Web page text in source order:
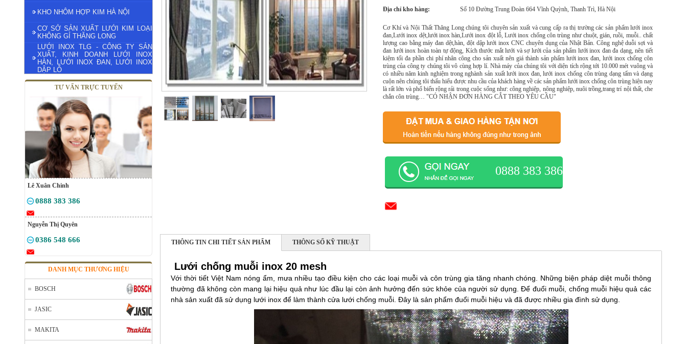
KHO NHÔM HỢP KIM HÀ NỘI
CƠ SỞ SẢN XUẤT LƯỚI KIM LOẠI
KHÔNG GỈ THĂNG LONG
LƯỚI INOX TLG - CÔNG TY SẢN
XUẤT, KINH DOANH LƯỚI INOX
HÀN, LƯỚI INOX ĐAN, LƯỚI INOX
DẬP LỖ
TƯ VẤN TRỰC TUYẾN
Lê Xuân Chinh
0888 383 386
Nguyễn Thị Quyên
0386 548 666
DANH MỤC THƯƠNG HIỆU
BOSCH
JASIC
MAKITA
Địa chỉ kho hàng: Số 10 Đường Trung Đoàn 664 Vĩnh Quỳnh, Thanh Trì, Hà Nội
Cơ Khí và Nội Thất Thăng Long chúng tôi chuyên sản xuất và cung cấp ra thị trường các sản phẩm lưới inox
đan,Lưới inox dệt,lưới inox hàn,Lưới inox đột lỗ, Lưới inox chống côn trùng như chuột, gián, ruồi, muỗi.. chất
lượng cao bằng máy đan dệt,hàn, đột dập lưới inox CNC chuyên dụng của Nhật Bản. Công nghệ duỗi sợi và
đan lưới inox hoàn toàn tự động, Kích thước mắt lưới và sợ lưới của sản phẩm lưới inox đan đa dạng, nên tiết
kiệm tối đa phần chi phí nhân công cho sản xuất nên giá thành sản phẩm lưới inox đan, lưới inox chống côn
trùng của công ty chúng tôi vô cùng hợp lí. Nhà máy của chúng tôi với diện tích rộng tới 10.000 mét vuông và
có nhiều năm kinh nghiệm trong nghành sản xuất lưới inox đan, lưới inox chống côn trùng dạng tấm và dạng
cuộn nên chúng tôi thấu hiểu được nhu cầu của khách hàng về các sản phẩm lưới inox chống côn trùng hiện nay
là rất lớn và phổ biến rộng rải trong cuộc sống như: công nghiệp, nông nghiệp, nuôi trồng,trang trí nội thất, che
chắn côn trùng… "CÓ NHẬN ĐƠN HÀNG CẮT THEO YÊU CẦU"
0888 383 386
THÔNG TIN CHI TIẾT SẢN PHẨM THÔNG SỐ KỸ THUẬT
Lưới chống muỗi inox 20 mesh
Với thời tiết Việt Nam nóng ẩm, mưa nhiều tạo điều kiện cho các loại muỗi và côn trùng gia tăng nhanh chóng. Những biện pháp diệt muỗi thông
thường đã không c​òn mang lại hiệu quả như lúc đầu lại còn ảnh hưởng đến sức khỏe của người sử dụng. Để đuổi muỗi, chống muỗi hiệu quả các
nhà sản xuất đã sử dụng lưới inox để làm thành cửa lưới chống muỗi. Đây là sản phẩm đuổi muỗi hiệu và đã được nhiều gia đình sử dụng.